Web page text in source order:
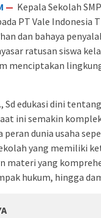
— Kepala Sekolah
PT Vale Indonesia
dan bahaya
ratusan siswa
menciptakan
Sd edukasi dini
ini semakin
dunia usaha
yang memiliki
materi yang
hukum, hingga